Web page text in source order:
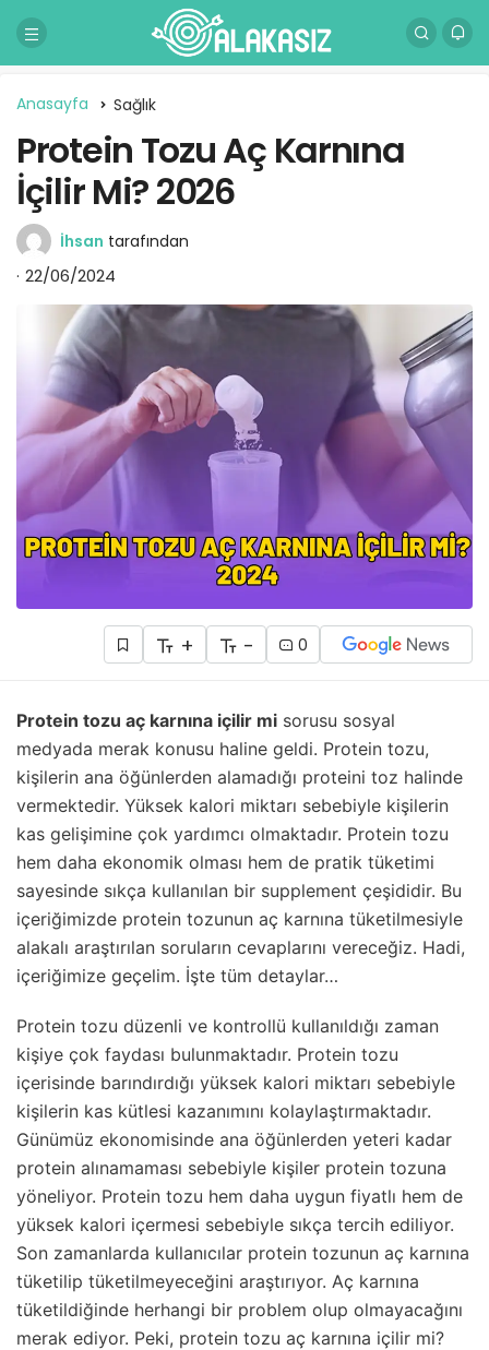
Anasayfa Sağlık
Protein Tozu Aç Karnına
İçilir Mi? 2026
İhsan tarafından
22/06/2024
+ - 0
Protein tozu aç karnına içilir mi sorusu sosyal
medyada merak konusu haline geldi. Protein tozu,
kişilerin ana öğünlerden alamadığı proteini toz halinde
vermektedir. Yüksek kalori miktarı sebebiyle kişilerin
kas gelişimine çok yardımcı olmaktadır. Protein tozu
hem daha ekonomik olması hem de pratik tüketimi
sayesinde sıkça kullanılan bir supplement çeşididir. Bu
içeriğimizde protein tozunun aç karnına tüketilmesiyle
alakalı araştırılan soruların cevaplarını vereceğiz. Hadi,
içeriğimize geçelim. İşte tüm detaylar…
Protein tozu düzenli ve kontrollü kullanıldığı zaman
kişiye çok faydası bulunmaktadır. Protein tozu
içerisinde barındırdığı yüksek kalori miktarı sebebiyle
kişilerin kas kütlesi kazanımını kolaylaştırmaktadır.
Günümüz ekonomisinde ana öğünlerden yeteri kadar
protein alınamaması sebebiyle kişiler protein tozuna
yöneliyor. Protein tozu hem daha uygun fiyatlı hem de
yüksek kalori içermesi sebebiyle sıkça tercih ediliyor.
Son zamanlarda kullanıcılar protein tozunun aç karnına
tüketilip tüketilmeyeceğini araştırıyor. Aç karnına
tüketildiğinde herhangi bir problem olup olmayacağını
merak ediyor. Peki, protein tozu aç karnına içilir mi?